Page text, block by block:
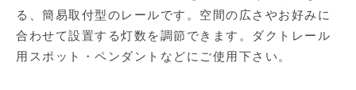
る、簡易取付型のレールです。空間の広さやお好みに
合わせて設置する灯数を調節できます。ダクトレール
用スポット・ペンダントなどにご使用下さい。